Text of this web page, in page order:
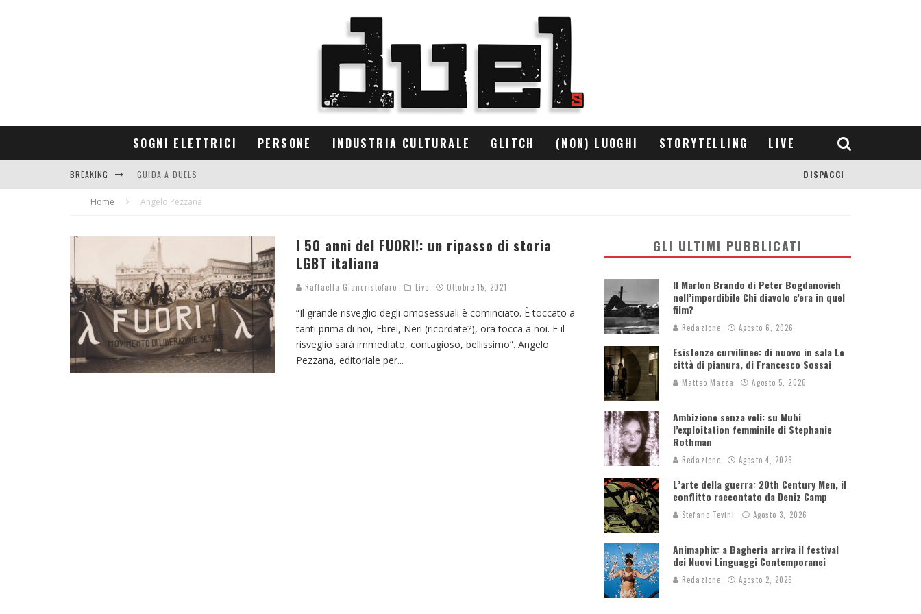
SOGNI ELETTRICI PERSONE INDUSTRIA CULTURALE GLITCH (NON) LUOGHI STORYTELLING LIVE
BREAKING GUIDA A DUELS
CONTRIBUTORS
DISPACCI
Home Angelo Pezzana
I 50 anni del FUORI!: un ripasso di storia
LGBT italiana
Raffaella Giancristofaro Live Ottobre 15, 2021
“Il grande risveglio degli omosessuali è cominciato. È toccato a
tanti prima di noi, Ebrei, Neri (ricordate?), ora tocca a noi. E il
risveglio sarà immediato, contagioso, bellissimo”. Angelo
Pezzana, editoriale per...
GLI ULTIMI PUBBLICATI
Il Marlon Brando di Peter Bogdanovich
nell’imperdibile Chi diavolo c’era in quel
film?
Redazione Agosto 6, 2026
Esistenze curvilinee: di nuovo in sala Le
città di pianura, di Francesco Sossai
Matteo Mazza Agosto 5, 2026
Ambizione senza veli: su Mubi
l’exploitation femminile di Stephanie
Rothman
Redazione Agosto 4, 2026
L’arte della guerra: 20th Century Men, il
conflitto raccontato da Deniz Camp
Stefano Tevini Agosto 3, 2026
Animaphix: a Bagheria arriva il festival
dei Nuovi Linguaggi Contemporanei
Redazione Agosto 2, 2026